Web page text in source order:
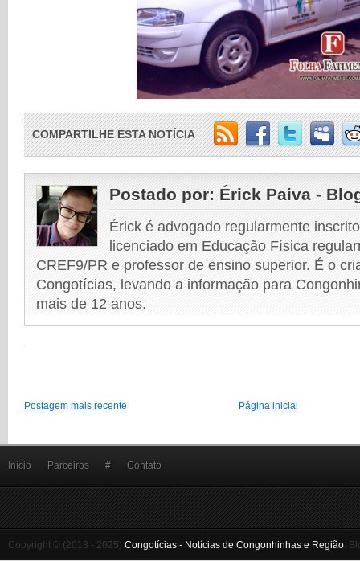
COMPARTILHE ESTA NOTÍCIA
Postado por: Érick Paiva -
Érick é advogado regularmente
licenciado em Educação Física
CREF9/PR e professor de ensino superior. É o
Congotícias, levando a informação para
mais de 12 anos.
Postagem mais recente Página inicial
Início Parceiros # Contato
Copyright © (2013 - 2025) Congotícias - Notícias de Congonhinhas e Região.